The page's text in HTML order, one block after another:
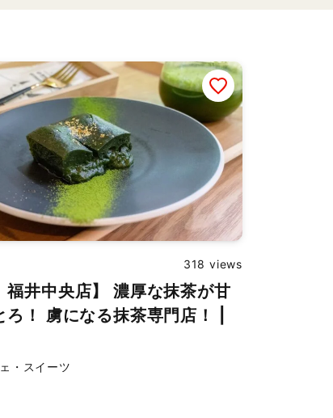
318 views
福井中央店】 濃厚な抹茶が甘
ろ！ 虜になる抹茶専門店！ |
・スイーツ